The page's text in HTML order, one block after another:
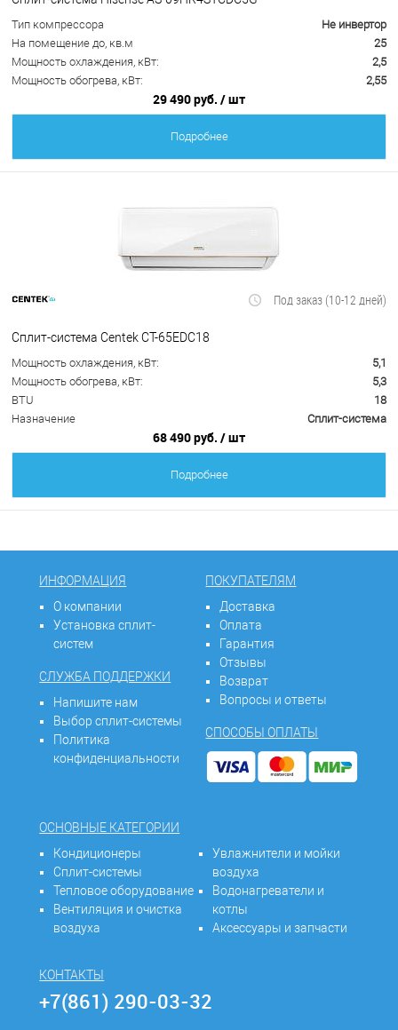
Тип компрессора
Не инвертор
На помещение до, кв.м
25
Мощность охлаждения, кВт:
2,5
Мощность обогрева, кВт:
2,55
29 490 руб. / шт
Подробнее
Под заказ (10-12 дней)
Сплит-система Centek CT-65EDC18
Мощность охлаждения, кВт:
5,1
Мощность обогрева, кВт:
5,3
BTU
18
Назначение
Сплит-система
68 490 руб. / шт
Подробнее
ИНФОРМАЦИЯ
О компании
Установка сплит-
систем
СЛУЖБА ПОДДЕРЖКИ
Напишите нам
Выбор сплит-системы
Политика
конфиденциальности
ПОКУПАТЕЛЯМ
Доставка
Оплата
Гарантия
Отзывы
Возврат
Вопросы и ответы
СПОСОБЫ ОПЛАТЫ
ОСНОВНЫЕ КАТЕГОРИИ
Кондиционеры
Сплит-системы
Тепловое оборудование
Вентиляция и очистка
воздуха
Увлажнители и мойки
воздуха
Водонагреватели и
котлы
Аксессуары и запчасти
КОНТАКТЫ
+7(861) 290-03-32